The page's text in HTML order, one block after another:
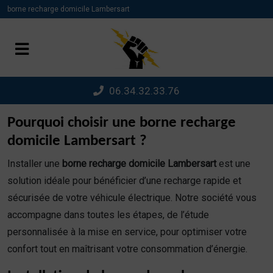
borne recharge domicile Lambersart
06.34.32.33.76
Pourquoi choisir une borne recharge
domicile Lambersart ?
Installer une borne recharge domicile Lambersartest une
solution idéale pour bénéficier d’une recharge rapide et
sécurisée de votre véhicule électrique. Notre société vous
accompagne dans toutes les étapes, de l’étude
personnalisée à la mise en service, pour optimiser votre
confort tout en maîtrisant votre consommation d’énergie.
Panneau de gestion des cookies